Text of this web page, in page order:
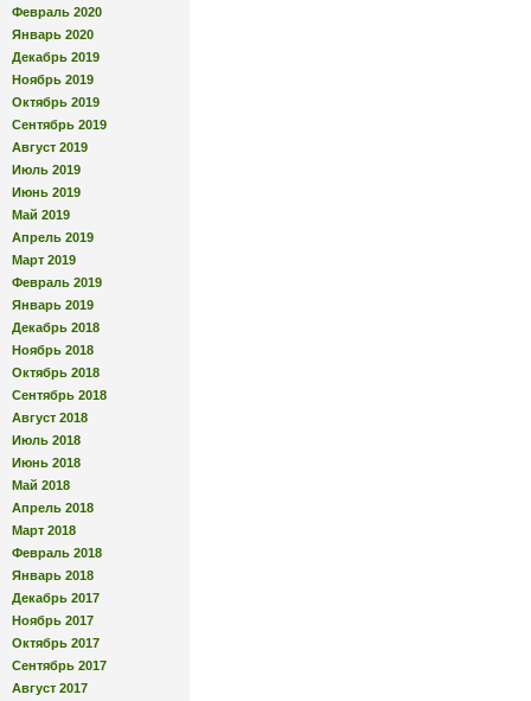
Февраль 2020
Январь 2020
Декабрь 2019
Ноябрь 2019
Октябрь 2019
Сентябрь 2019
Август 2019
Июль 2019
Июнь 2019
Май 2019
Апрель 2019
Март 2019
Февраль 2019
Январь 2019
Декабрь 2018
Ноябрь 2018
Октябрь 2018
Сентябрь 2018
Август 2018
Июль 2018
Июнь 2018
Май 2018
Апрель 2018
Март 2018
Февраль 2018
Январь 2018
Декабрь 2017
Ноябрь 2017
Октябрь 2017
Сентябрь 2017
Август 2017